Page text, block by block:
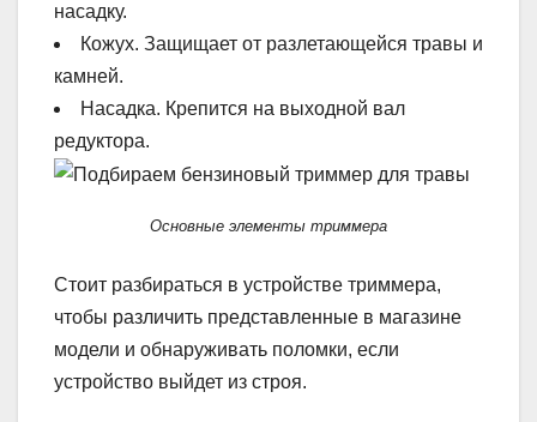
насадку.
Кожух. Защищает от разлетающейся травы и
камней.
Насадка. Крепится на выходной вал
редуктора.
Основные элементы триммера
Стоит разбираться в устройстве триммера,
чтобы различить представленные в магазине
модели и обнаруживать поломки, если
устройство выйдет из строя.